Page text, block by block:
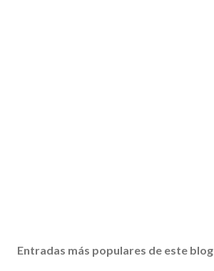
Entradas más populares de este blog